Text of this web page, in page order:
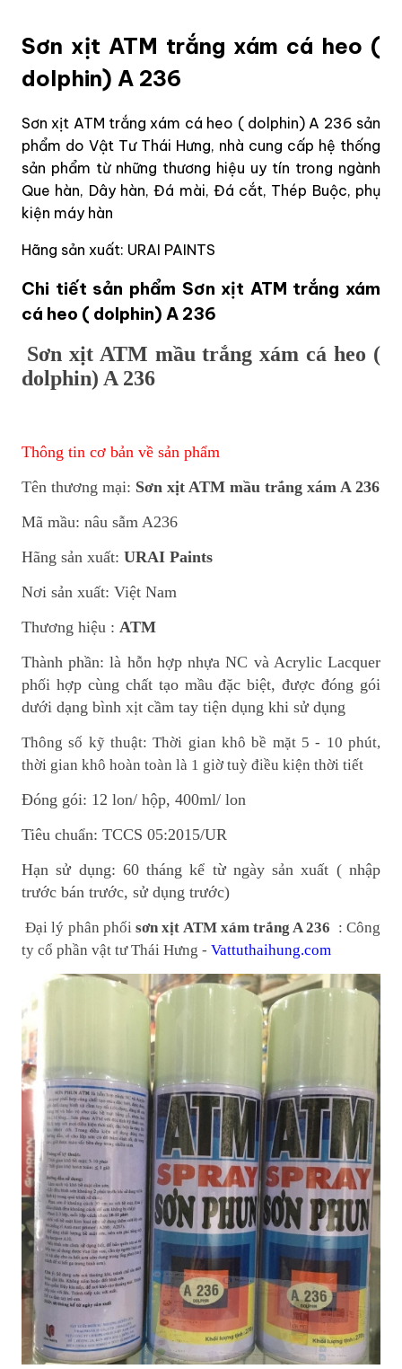
Sơn xịt ATM trắng xám cá heo (
dolphin) A 236
Sơn xịt ATM trắng xám cá heo ( dolphin) A 236 sản
phẩm do Vật Tư Thái Hưng, nhà cung cấp hệ thống
sản phẩm từ những thương hiệu uy tín trong ngành
Que hàn, Dây hàn, Đá mài, Đá cắt, Thép Buộc, phụ
kiện máy hàn
Hãng sản xuất: URAI PAINTS
Chi tiết sản phẩm Sơn xịt ATM trắng xám
cá heo ( dolphin) A 236
Sơn xịt ATM mầu trắng xám cá heo (
dolphin) A 236
Thông tin cơ bản về sản phẩm
Tên thương mại: Sơn xịt ATM mầu trắng xám A 236
Mã mầu: nâu sẫm A236
Hãng sản xuất: URAI Paints
Nơi sản xuất: Việt Nam
Thương hiệu : ATM
Thành phần: là hỗn hợp nhựa NC và Acrylic Lacquer
phối hợp cùng chất tạo mầu đặc biệt, được đóng gói
dưới dạng bình xịt cầm tay tiện dụng khi sử dụng
Thông số kỹ thuật: Thời gian khô bề mặt 5 - 10 phút,
thời gian khô hoàn toàn là 1 giờ tuỳ điều kiện thời tiết
Đóng gói: 12 lon/ hộp, 400ml/ lon
Tiêu chuẩn: TCCS 05:2015/UR
Hạn sử dụng: 60 tháng kể từ ngày sản xuất ( nhập
trước bán trước, sử dụng trước)
Đại lý phân phốisơn xịt ATM xám trắng A 236 : Công
ty cổ phần vật tư Thái Hưng - Vattuthaihung.com